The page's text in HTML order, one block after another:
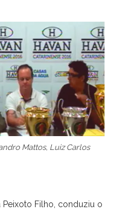
Mattos, Luiz Carlos
Peixoto Filho, conduziu o